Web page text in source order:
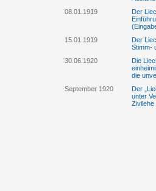
08.01.1919
Der
15.01.1919
Der
Stimm-
30.06.1920
Die
die
September 1920
Der
unter
Zivilehe